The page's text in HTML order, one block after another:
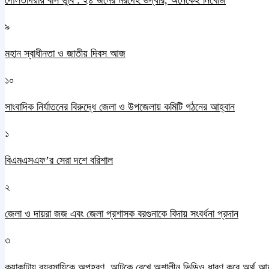
৯
মহান স্বাধীনতা ও জাতীয় দিবস আজ
১০
সাংবাদিক নির্যাতনের বিরুদ্ধে জেলা ও উপজেলায় কমিটি গঠনের আহ্বান
১
বিএমএসএফ’র সেরা দশে বরিশাল
২
জেলা ও দায়রা জজ এবং জেলা প্রশাসক বরগুনাকে বিদায় সংবর্ধনা প্রদান
৩